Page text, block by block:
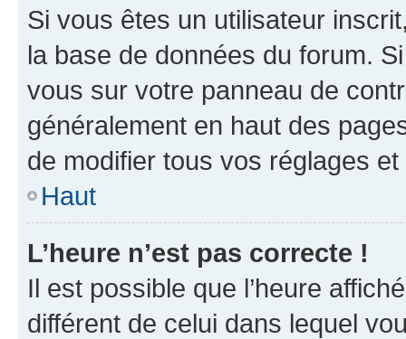
Si vous êtes un utilisateur
la base de données du forum.
vous sur votre panneau de
généralement en haut des
de modifier tous vos réglages
Haut
L’heure n’est pas correcte !
Il est possible que l’heure
différent de celui dans lequel